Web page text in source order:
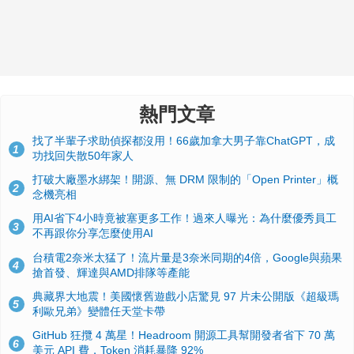
熱門文章
1
找了半輩子求助偵探都沒用！66歲加拿大男子靠ChatGPT，成
功找回失散50年家人
2
打破大廠墨水綁架！開源、無 DRM 限制的「Open Printer」概
念機亮相
3
用AI省下4小時竟被塞更多工作！過來人曝光：為什麼優秀員工
不再跟你分享怎麼使用AI
4
台積電2奈米太猛了！流片量是3奈米同期的4倍，Google與蘋果
搶首發、輝達與AMD排隊等產能
5
典藏界大地震！美國懷舊遊戲小店驚見 97 片未公開版《超級瑪
利歐兄弟》變體任天堂卡帶
6
GitHub 狂攬 4 萬星！Headroom 開源工具幫開發者省下 70 萬
美元 API 費，Token 消耗暴降 92%